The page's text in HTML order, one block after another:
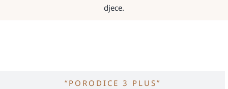
djece.
“PORODICE 3 PLUS”